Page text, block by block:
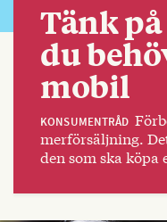
Tänk
du
mobil
KONSUMENTRÅD
merförsäljning.
den som ska